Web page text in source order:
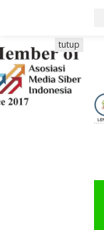
a
t
i
k
e
k
tutup